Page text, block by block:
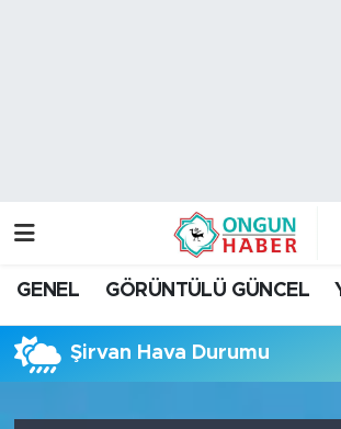
GENEL GÖRÜNTÜLÜ GÜNCEL
Şirvan Hava Durumu
Trafik Durumu
Tüm Manşetler
Son Dakika Haberleri